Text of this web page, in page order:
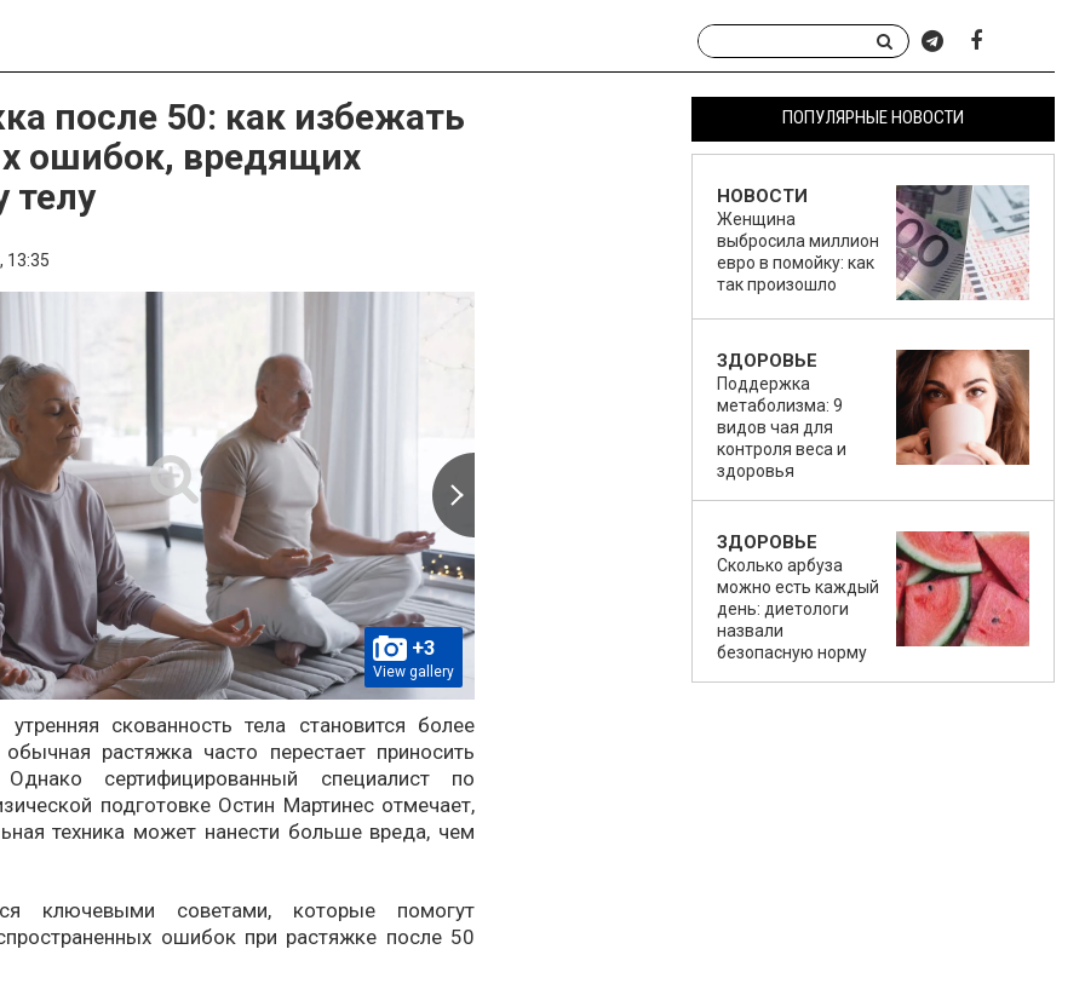
после 50: как избежать
ошибок, вредящих
телу
13:35
+3
View gallery
скованность тела становится более
растяжка часто перестает приносить
Однако сертифицированный специалист по
подготовке Остин Мартинес отмечает,
техника может нанести больше вреда, чем
ключевыми советами, которые помогут
ошибок при растяжке после 50
ПОПУЛЯРНЫЕ НОВОСТИ
НОВОСТИ
Женщина
выбросила миллион
евро в помойку: как
так произошло
ЗДОРОВЬЕ
Поддержка
метаболизма: 9
видов чая для
контроля веса и
здоровья
ЗДОРОВЬЕ
Сколько арбуза
можно есть каждый
день: диетологи
назвали
безопасную норму